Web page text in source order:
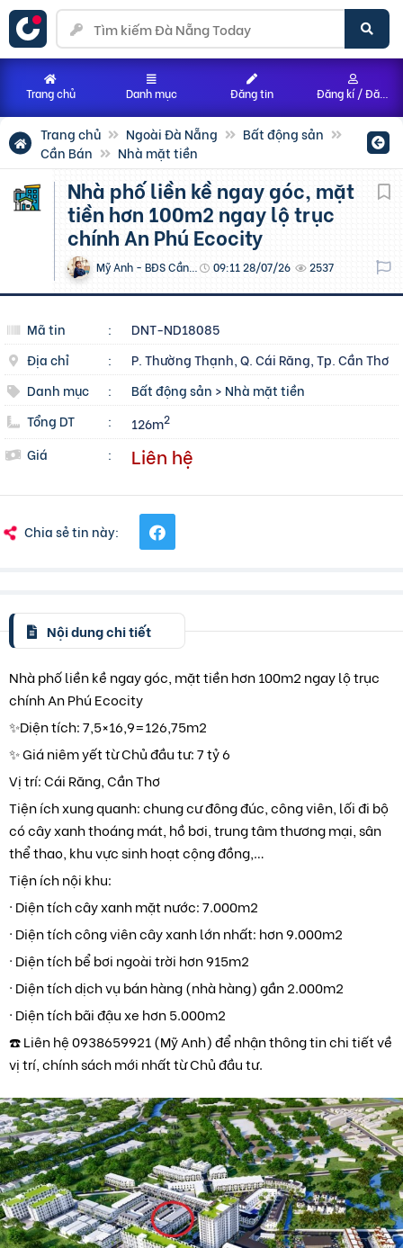
Trang chủ Ngoài Đà Nẵng
Bất động sản
Cần Bán
Nhà mặt tiền
Nhà phố liền kề ngay góc, mặt
tiền hơn 100m2 ngay lộ trục
chính An Phú Ecocity
09:11 28/07/26 2537
Mã tin :
DNT-ND18085
Địa chỉ
:
P. Thường Thạnh, Q. Cái Răng, Tp. Cần Thơ
Danh mục
: Bất động sản > Nhà mặt tiền
Tổng DT
: 126m2
Giá : Liên hệ
Chia sẻ tin này:
Nội dung chi tiết
Nhà phố liền kề ngay góc, mặt tiền hơn 100m2 ngay lộ trục
chính An Phú Ecocity
✨️Diện tích: 7,5×16,9=126,75m2
✨️ Giá niêm yết từ Chủ đầu tư: 7 tỷ 6
Vị trí: Cái Răng, Cần Thơ
Tiện ích xung quanh: chung cư đông đúc, công viên, lối đi bộ
có cây xanh thoáng mát, hồ bơi, trung tâm thương mại, sân
thể thao, khu vực sinh hoạt cộng đồng,…
Tiện ích nội khu:
· Diện tích cây xanh mặt nước: 7.000m2
· Diện tích công viên cây xanh lớn nhất: hơn 9.000m2
· Diện tích bể bơi ngoài trời hơn 915m2
· Diện tích dịch vụ bán hàng (nhà hàng) gần 2.000m2
· Diện tích bãi đậu xe hơn 5.000m2
☎️ Liên hệ 0938659921 (Mỹ Anh) để nhận thông tin chi tiết về
vị trí, chính sách mới nhất từ Chủ đầu tư.
Trang chủ Danh mục Đăng tin